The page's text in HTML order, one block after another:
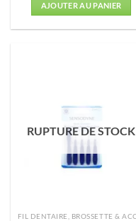
AJOUTER AU PANIER
RUPTURE DE STOCK